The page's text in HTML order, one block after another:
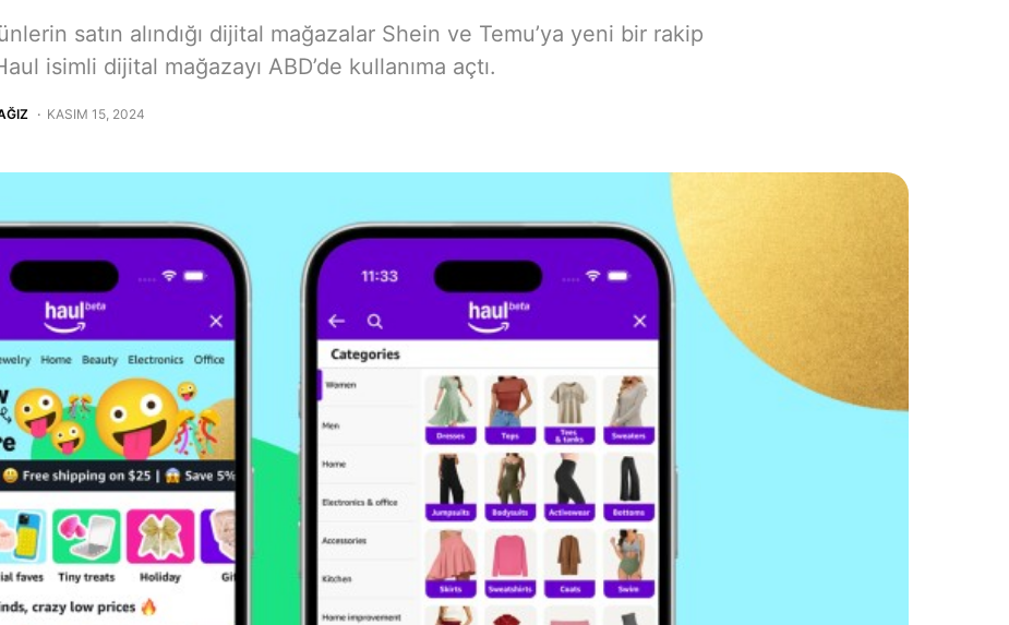
satın alındığı dijital mağazalar Shein ve Temu’ya yeni bir rakip
isimli dijital mağazayı ABD’de kullanıma açtı.
KASIM 15, 2024